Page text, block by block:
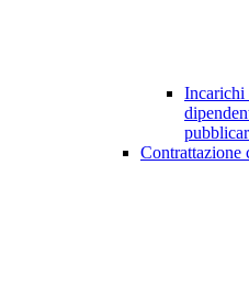
Incarichi
Contrattazione